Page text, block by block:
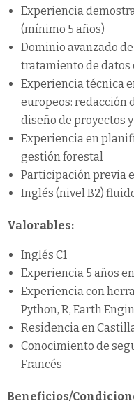
Experiencia
(mínimo 5 años)
Dominio avanzado
tratamiento de datos
Experiencia técnica
europeos: redacción
diseño de proyectos
Experiencia en
gestión forestal
Participación previa
Inglés (nivel B2)
Valorables:
Inglés C1
Experiencia 5 años
Experiencia con
Python, R, Earth
Residencia en
Conocimiento de
Francés
Beneficios/